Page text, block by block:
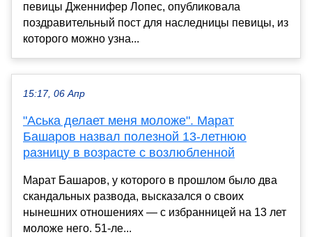
певицы Дженнифер Лопес, опубликовала
поздравительный пост для наследницы певицы, из
которого можно узна...
15:17, 06 Апр
"Аська делает меня моложе". Марат
Башаров назвал полезной 13-летнюю
разницу в возрасте с возлюбленной
Марат Башаров, у которого в прошлом было два
скандальных развода, высказался о своих
нынешних отношениях — с избранницей на 13 лет
моложе него. 51-ле...